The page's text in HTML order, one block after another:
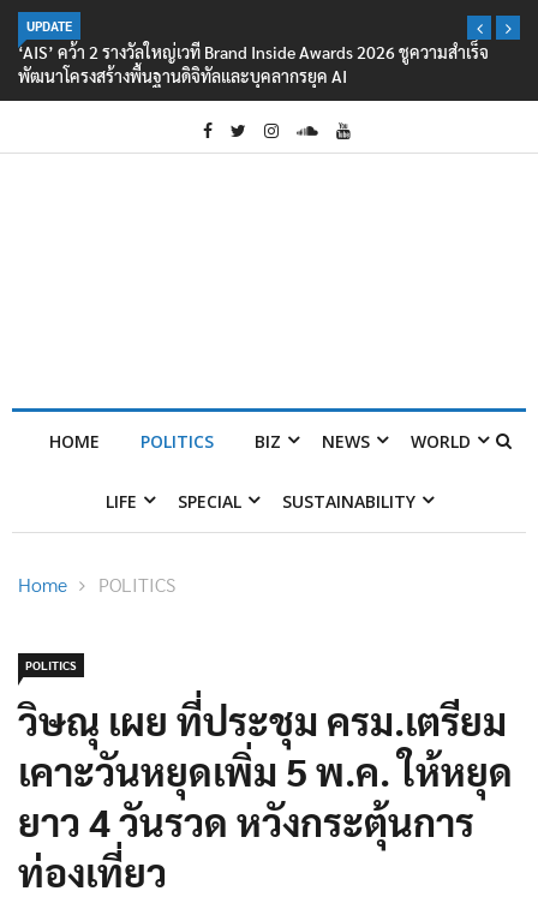
UPDATE
‘AIS’ คว้า 2 รางวัลใหญ่เวที Brand Inside Awards 2026 ชูความสำเร็จ
พัฒนาโครงสร้างพื้นฐานดิจิทัลและบุคลากรยุค AI
HOME POLITICS BIZ NEWS WORLD
LIFE SPECIAL SUSTAINABILITY
Home POLITICS
POLITICS
วิษณุ เผย ที่ประชุม ครม.เตรียม
เคาะวันหยุดเพิ่ม 5 พ.ค. ให้หยุด
ยาว 4 วันรวด หวังกระตุ้นการ
ท่องเที่ยว​